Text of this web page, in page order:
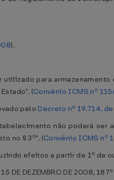
).
para
(Convênio ICMS nº
pelo Decreto nº 19.714,
não poderá ser
no § 3º". (Convênio ICMS nº
efeitos a partir de 1º de
DE DEZEMBRO DE 2008,